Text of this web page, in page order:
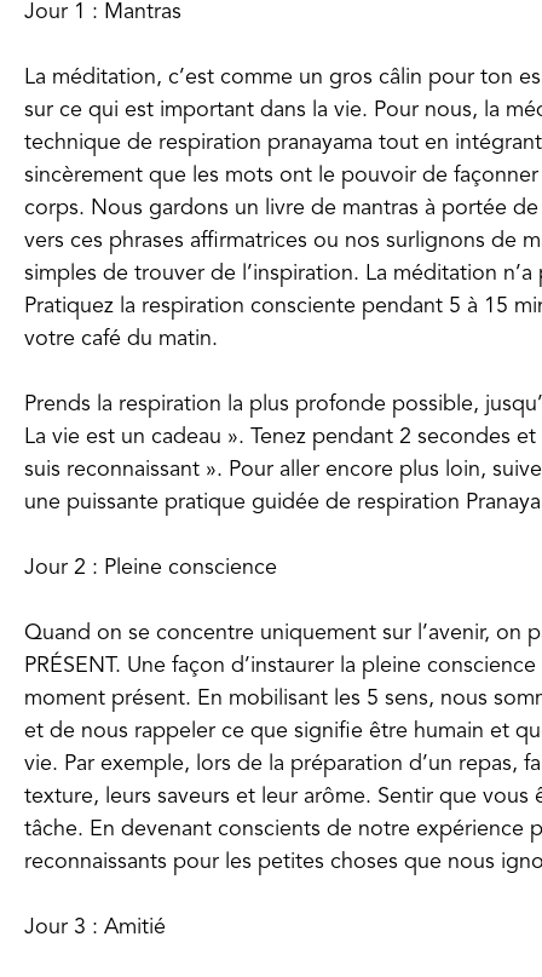
Jour 1 : Mantras
La méditation, c’est comme un gros câlin pour ton
sur ce qui est important dans la vie. Pour nous, la
technique de respiration pranayama tout en
sincèrement que les mots ont le pouvoir de
corps. Nous gardons un livre de mantras à portée
vers ces phrases affirmatrices ou nos surlignons de
simples de trouver de l’inspiration. La méditation
Pratiquez la respiration consciente pendant 5 à 15
votre café du matin.
Prends la respiration la plus profonde possible,
La vie est un cadeau ». Tenez pendant 2 secondes
suis reconnaissant ». Pour aller encore plus loin,
une puissante pratique guidée de respiration
Jour 2 : Pleine conscience
Quand on se concentre uniquement sur l’avenir, on
PRÉSENT. Une façon d’instaurer la pleine
moment présent. En mobilisant les 5 sens, nous
et de nous rappeler ce que signifie être humain et
vie. Par exemple, lors de la préparation d’un repas,
texture, leurs saveurs et leur arôme. Sentir que
tâche. En devenant conscients de notre expérience
reconnaissants pour les petites choses que nous
Jour 3 : Amitié